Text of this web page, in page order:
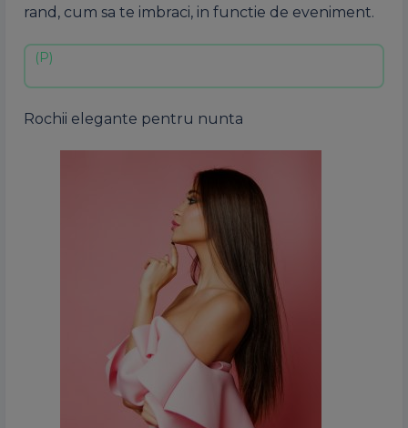
rand, cum sa te imbraci, in functie de eveniment.
Rochii elegante pentru nunta